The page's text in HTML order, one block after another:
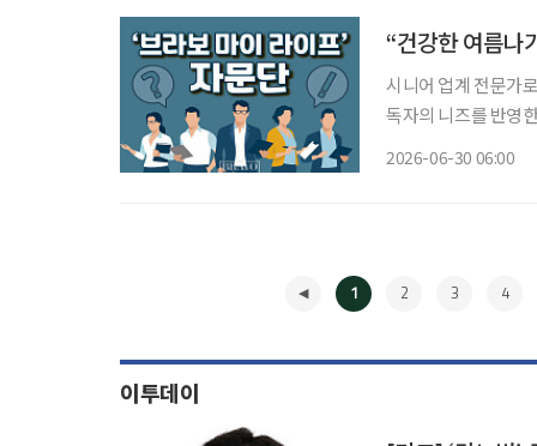
“건강한 여름나
시니어 업계 전문가로
독자의 니즈를 반영한
2026-06-30 06:00
1 2 3 4
이투데이